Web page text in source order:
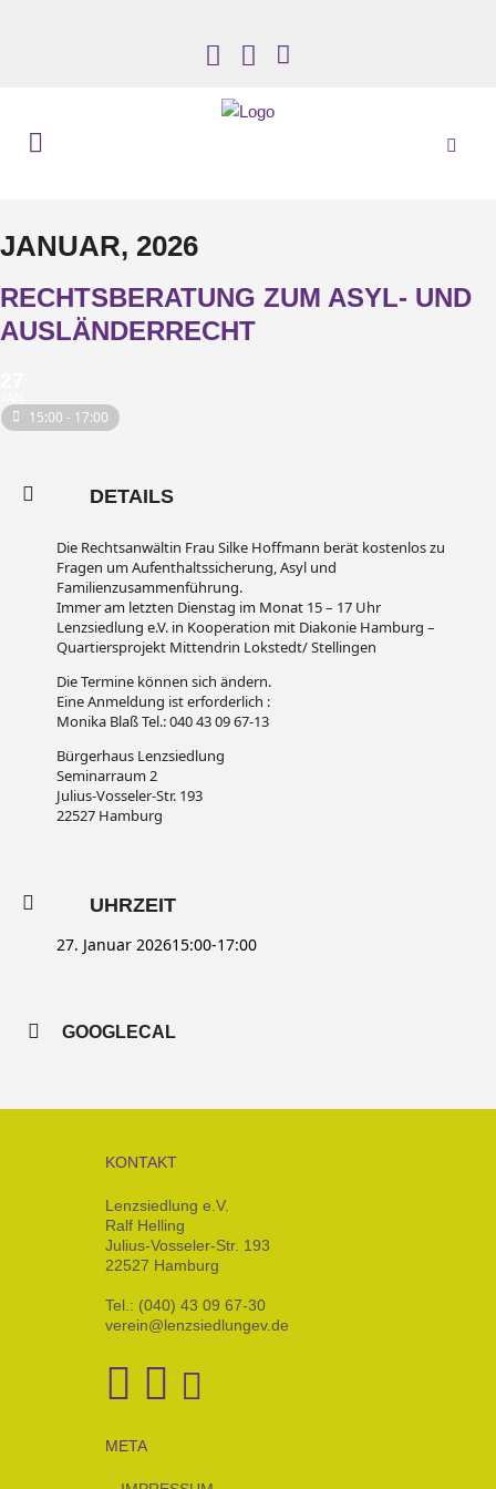
JANUAR, 2026
RECHTSBERATUNG ZUM ASYL- UND
AUSLÄNDERRECHT
15:00 - 17:00
DETAILS
Die Rechtsanwältin Frau Silke Hoffmann berät kostenlos zu
Fragen um Aufenthaltssicherung, Asyl und
Familienzusammenführung.
Immer am letzten Dienstag im Monat 15 – 17 Uhr
Lenzsiedlung e.V. in Kooperation mit Diakonie Hamburg –
Quartiersprojekt Mittendrin Lokstedt/ Stellingen
Die Termine können sich ändern.
Eine Anmeldung ist erforderlich :
Monika Blaß Tel.: 040 43 09 67-13
Bürgerhaus Lenzsiedlung
Seminarraum 2
Julius-Vosseler-Str. 193
22527 Hamburg
UHRZEIT
27. Januar 202615:00-17:00
GOOGLECAL
KONTAKT
Lenzsiedlung e.V.
Ralf Helling
Julius-Vosseler-Str. 193
22527 Hamburg
Tel.: (040) 43 09 67-30
verein@lenzsiedlungev.de
META